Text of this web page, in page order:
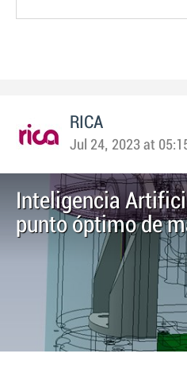
RICA
Jul 24, 2023 at
Inteligencia
punto óptimo de